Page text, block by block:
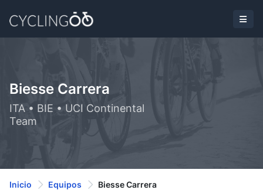
Biesse Carrera
ITA • BIE • UCI Continental
Team
Inicio Equipos Biesse Carrera